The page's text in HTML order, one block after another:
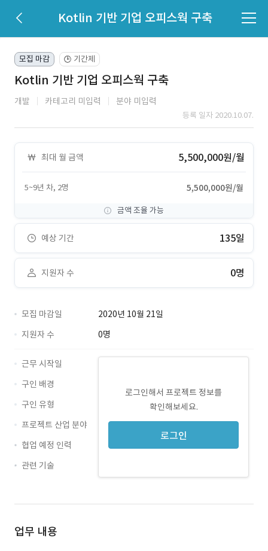
Kotlin 기반 기업 오피스웍 구축
모집 마감 🕒 기간제
Kotlin 기반 기업 오피스웍 구축
개발 카테고리 미입력 분야 미입력
등록 일자 2020.10.07.
최대 월 금액 5,500,000원/월
5~9년 차, 2명 5,500,000원/월
금액 조율 가능
예상 기간 135일
지원자 수 0명
모집 마감일
2020년 10월 21일
지원자 수
0명
로그인해서 프로젝트 정보를
확인해보세요.
로그인
근무 시작일
구인 배경
구인 유형
프로젝트 산업 분야
협업 예정 인력
관련 기술
업무 내용